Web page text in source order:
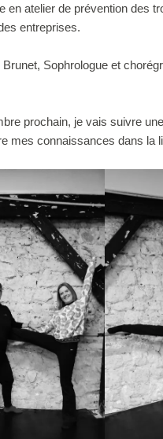
en atelier de prévention des
entreprises.
Sophrologue et
prochain, je vais suivre
mes connaissances dans la